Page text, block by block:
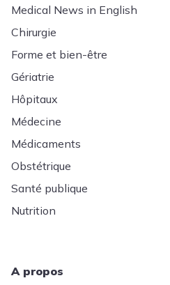
Medical News in English
Chirurgie
Forme et bien-être
Gériatrie
Hôpitaux
Médecine
Médicaments
Obstétrique
Santé publique
Nutrition
A propos